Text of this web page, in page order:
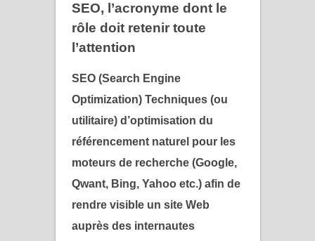
SEO, l’acronyme dont le
rôle doit retenir toute
l’attention
SEO (Search Engine
Optimization) Techniques (ou
utilitaire) d’optimisation du
référencement naturel pour les
moteurs de recherche (Google,
Qwant, Bing, Yahoo etc.) afin de
rendre visible un site Web
auprès des internautes